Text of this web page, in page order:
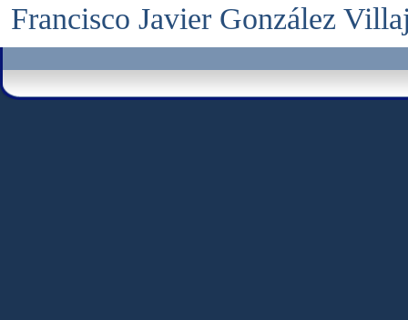
Francisco Javier González